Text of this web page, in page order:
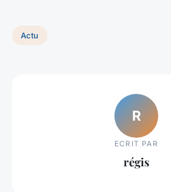
Actu
R
ECRIT PAR
régis